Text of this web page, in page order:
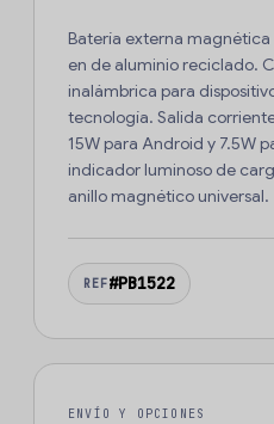
Batería externa
en de aluminio reciclado.
inalámbrica para
tecnología. Salida
15W para Android y 7.5W
indicador luminoso de
anillo magnético universal.
REF#PB1522
ENVÍO Y OPCIONES